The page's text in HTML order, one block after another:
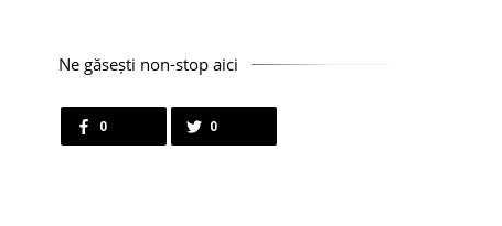
Ne găsești non-stop aici
0 0